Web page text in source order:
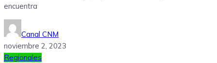
encuentra
Canal CNM
noviembre 2, 2023
Regionales